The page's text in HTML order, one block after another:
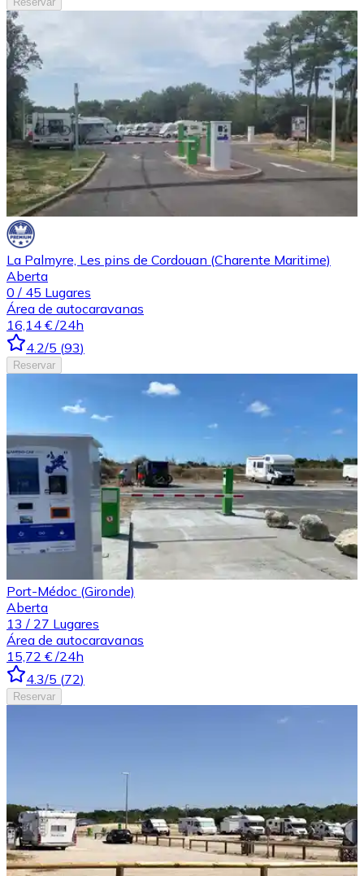
La Palmyre, Les pins de Cordouan (Charente Maritime)
Aberta
0 / 45 Lugares
Área de autocaravanas
16,14 € /24h
4.2/5 (93)
Reservar
Port-Médoc (Gironde)
Aberta
13 / 27 Lugares
Área de autocaravanas
15,72 € /24h
4.3/5 (72)
Reservar